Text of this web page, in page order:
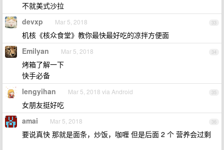
不就美式沙拉
33
devxp Mar 5, 2018
机核《核众食堂》教你最快最好吃的凉拌方便面
34
Emilyan Mar 5, 2018
烤箱了解一下
快手必备
35
lengyihan Mar 5, 2018 via Android
女朋友挺好吃
36
amai Mar 5, 2018
要说真快 那就是面条，炒饭，咖喱 但是后面 2 个 营养会过剩